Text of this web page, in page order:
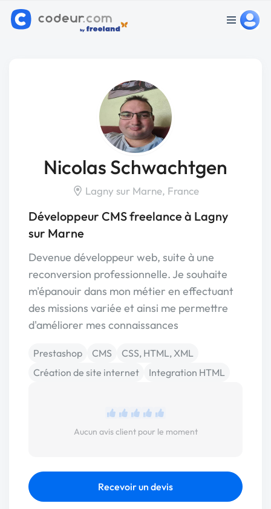
Nicolas Schwachtgen
Lagny sur Marne, France
Développeur CMS freelance à Lagny
sur Marne
Devenue développeur web, suite à une
reconversion professionnelle. Je souhaite
m'épanouir dans mon métier en effectuant
des missions variée et ainsi me permettre
d'améliorer mes connaissances
Prestashop CMS
CSS, HTML, XML
Création de site internet
Integration HTML
Aucun avis client pour le moment
Recevoir un devis